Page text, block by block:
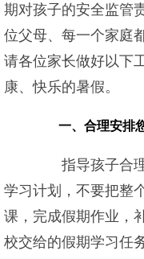
期对孩子的安全监管
位父母、每一个家庭
请各位家长做好以下
康、快乐的暑假。
一、合理安排您
指导孩子合理
学习计划，不要把整
课，完成假期作业，
校交给的假期学习任